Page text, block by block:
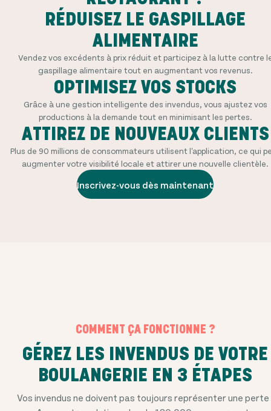
RÉDUISEZ LE GASPILLAGE
ALIMENTAIRE
Vendez vos excédents à prix réduit et participez à la lutte contre
gaspillage alimentaire tout en augmentant vos revenus.
OPTIMISEZ VOS STOCKS
Grâce à une gestion intelligente des invendus, vous ajustez vos
productions à la demande tout en minimisant les pertes.
ATTIREZ DE NOUVEAUX CLIENTS
Plus de 90 millions de consommateurs utilisent l'application, ce qui
augmenter votre visibilité locale et attirer une nouvelle clientèle.
Inscrivez-vous dès maintenant
COMMENT ÇA FONCTIONNE ?
GÉREZ LES INVENDUS DE VOTRE
BOULANGERIE EN 3 ÉTAPES
Vos invendus ne doivent pas toujours représenter une perte